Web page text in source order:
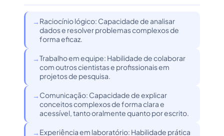
Raciocínio lógico: Capacidade de analisar
dados e resolver problemas complexos de
forma eficaz.
Trabalho em equipe: Habilidade de colaborar
com outros cientistas e profissionais em
projetos de pesquisa.
Comunicação: Capacidade de explicar
conceitos complexos de forma clara e
acessível, tanto oralmente quanto por escrito.
Experiência em laboratório: Habilidade prática